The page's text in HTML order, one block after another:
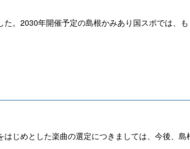
。2030年開催予定の島根かみあり国スポでは、
じめとした楽曲の選定につきましては、今後、島